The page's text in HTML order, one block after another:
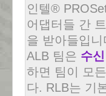
인텔®
어댑터들 간
을 받아들입니
ALB 팀은 수
하면 팀이 모
다. RLB는 기